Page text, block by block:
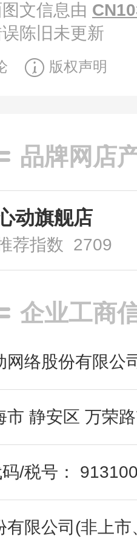
文信息由
陈旧未更新
版权声明
品牌网店
动旗舰店
荐指数 2709
企业工商
网络股份有限公
市 静安区 万荣
/税号：
有限公司(非上